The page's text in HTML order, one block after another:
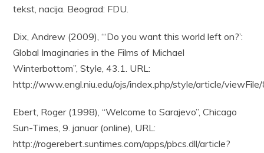
tekst, nacija. Beograd: FDU.
Dix, Andrew (2009), “‘Do you want this world left on?’:
Global Imaginaries in the Films of Michael
Winterbottom”, Style, 43.1. URL:
http://www.engl.niu.edu/ojs/index.php/style/article/
Ebert, Roger (1998), “Welcome to Sarajevo”, Chicago
Sun-Times, 9. januar (online), URL:
http://rogerebert.suntimes.com/apps/pbcs.dll/article?